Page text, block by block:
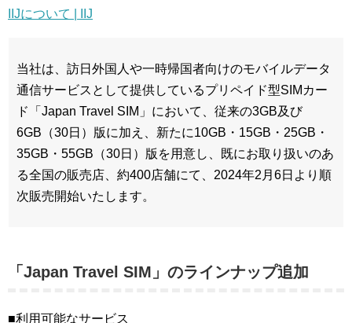
IIJについて | IIJ
当社は、訪日外国人や一時帰国者向けのモバイルデータ
通信サービスとして提供しているプリペイド型SIMカー
ド「Japan Travel SIM」において、従来の3GB及び
6GB（30日）版に加え、新たに10GB・15GB・25GB・
35GB・55GB（30日）版を用意し、既にお取り扱いのあ
る全国の販売店、約400店舗にて、2024年2月6日より順
次販売開始いたします。
「Japan Travel SIM」のラインナップ追加
■利用可能なサービス